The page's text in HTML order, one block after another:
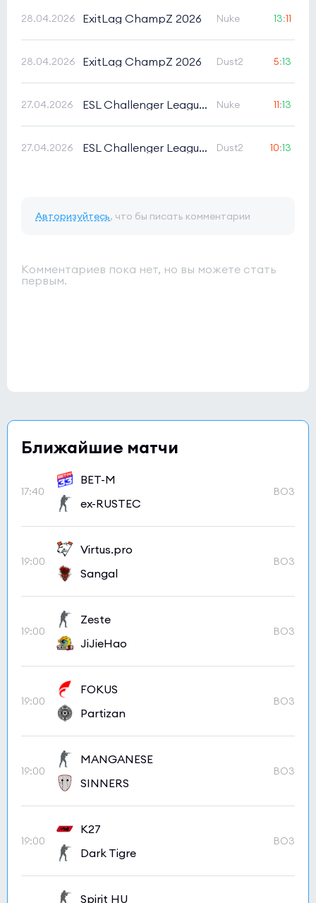
28.04.2026 ExitLag ChampZ 2026 Nuke 13:11
28.04.2026 ExitLag ChampZ 2026 Dust2 5:13
27.04.2026 ESL Challenger League Season 51 South America Cup 4 Nuke 11:13
27.04.2026 ESL Challenger League Season 51 South America Cup 4 Dust2 10:13
Авторизуйтесь, что бы писать комментарии
Комментариев пока нет, но вы можете стать
первым.
Ближайшие матчи
17:40
BET-M
ex-RUSTEC
BO3
19:00
Virtus.pro
Sangal
BO3
19:00
Zeste
JiJieHao
BO3
19:00
FOKUS
Partizan
BO3
19:00
MANGANESE
SINNERS
BO3
19:00
K27
Dark Tigre
BO3
Spirit HU